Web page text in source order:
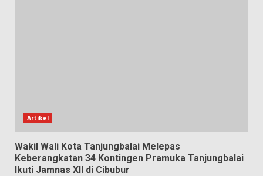
Artikel
Wakil Wali Kota Tanjungbalai Melepas
Keberangkatan 34 Kontingen Pramuka Tanjungbalai
Ikuti Jamnas XII di Cibubur